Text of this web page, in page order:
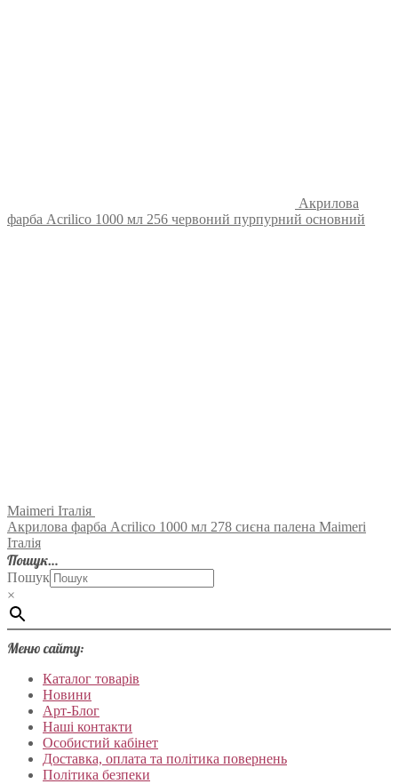
Акрилова
фарба Acrilico 1000 мл 256 червоний пурпурний основний
Maimeri Італія
Акрилова фарба Acrilico 1000 мл 278 сиєна палена Maimeri
Італія
Пошук…
Пошук
×
Меню сайту:
Каталог товарів
Новини
Арт-Блог
Наші контакти
Особистий кабінет
Доставка, оплата та політика повернень
Політика безпеки